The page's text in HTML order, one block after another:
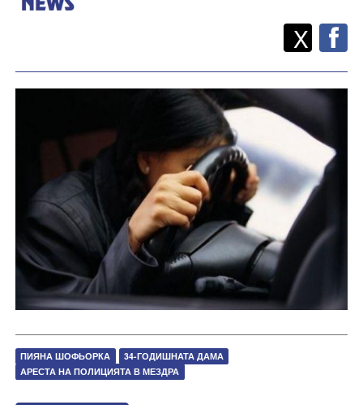
Споделете
X
ПИЯНА ШОФЬОРКА
34-ГОДИШНАТА ДАМА
АРЕСТА НА ПОЛИЦИЯТА В МЕЗДРА